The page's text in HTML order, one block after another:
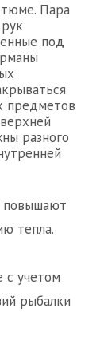
Пара
под
предметов
разного
повышают
тепла.
с учетом
рыбалки